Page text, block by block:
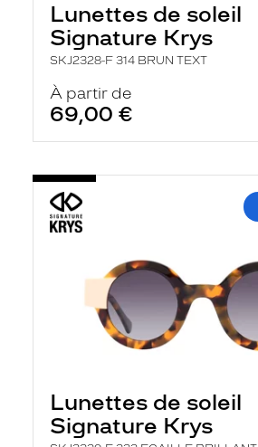
Lunettes de soleil
Signature Krys
SKJ2328-F 314 BRUN TEXT
À partir de
69,00 €
Lunettes de soleil
Signature Krys